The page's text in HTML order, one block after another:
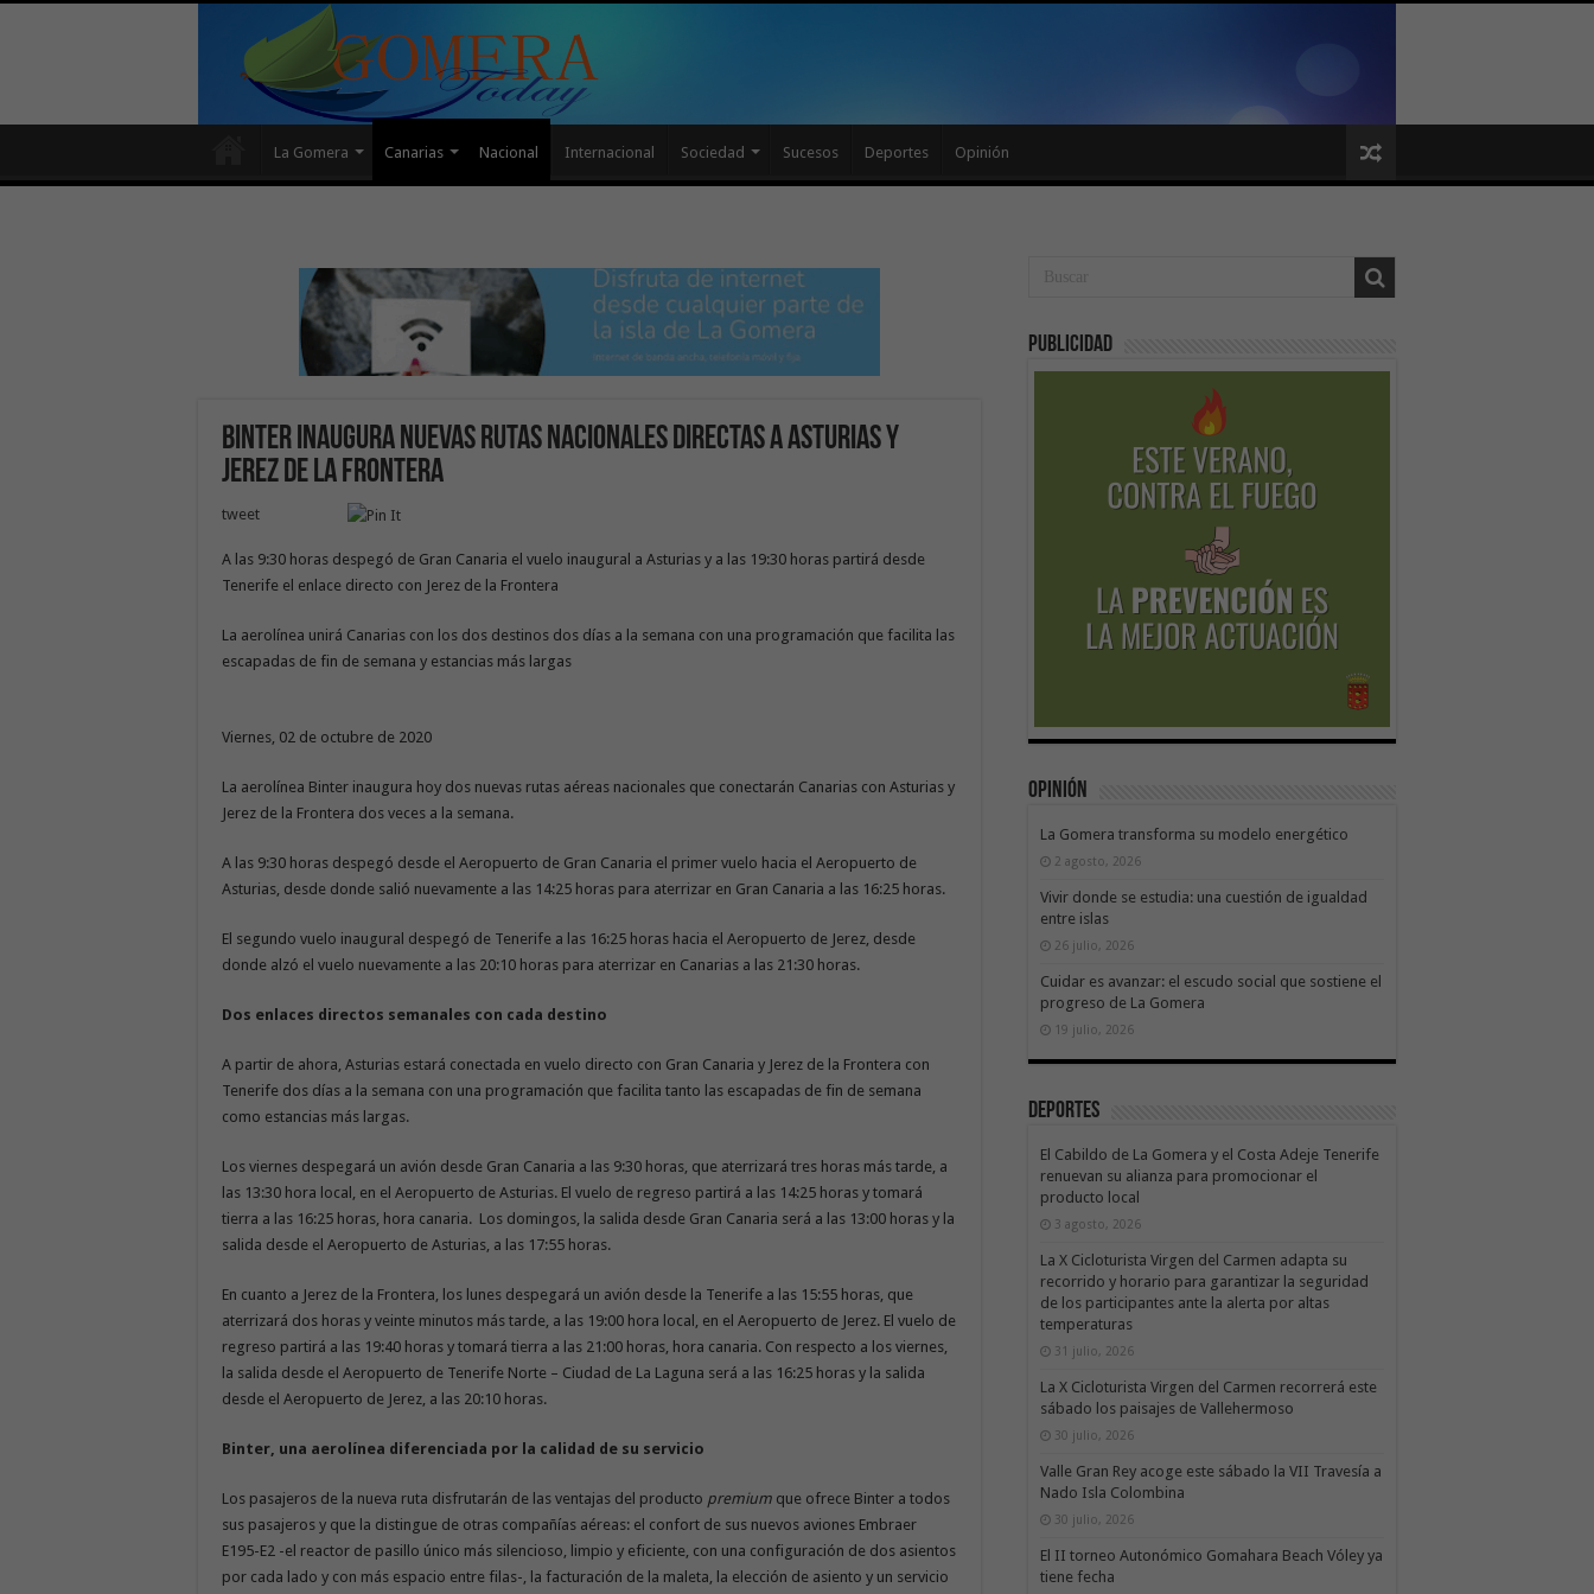
La Gomera Canarias Nacional Internacional Sociedad Sucesos Deportes Opinión
Binter inaugura nuevas rutas nacionales directas a Asturias y
Jerez de la Frontera
tweet
A las 9:30 horas despegó de Gran Canaria el vuelo inaugural a Asturias y a las 19:30 horas partirá desde
Tenerife el enlace directo con Jerez de la Frontera
La aerolínea unirá Canarias con los dos destinos dos días a la semana con una programación que facilita las
escapadas de fin de semana y estancias más largas
Viernes, 02 de octubre de 2020
La aerolínea Binter inaugura hoy dos nuevas rutas aéreas nacionales que conectarán Canarias con Asturias y
Jerez de la Frontera dos veces a la semana.
A las 9:30 horas despegó desde el Aeropuerto de Gran Canaria el primer vuelo hacia el Aeropuerto de
Asturias, desde donde salió nuevamente a las 14:25 horas para aterrizar en Gran Canaria a las 16:25 horas.
El segundo vuelo inaugural despegó de Tenerife a las 16:25 horas hacia el Aeropuerto de Jerez, desde
donde alzó el vuelo nuevamente a las 20:10 horas para aterrizar en Canarias a las 21:30 horas.
Dos enlaces directos semanales con cada destino
A partir de ahora, Asturias estará conectada en vuelo directo con Gran Canaria y Jerez de la Frontera con
Tenerife dos días a la semana con una programación que facilita tanto las escapadas de fin de semana
como estancias más largas.
Los viernes despegará un avión desde Gran Canaria a las 9:30 horas, que aterrizará tres horas más tarde, a
las 13:30 hora local, en el Aeropuerto de Asturias. El vuelo de regreso partirá a las 14:25 horas y tomará
tierra a las 16:25 horas, hora canaria. Los domingos, la salida desde Gran Canaria será a las 13:00 horas y la
salida desde el Aeropuerto de Asturias, a las 17:55 horas.
En cuanto a Jerez de la Frontera, los lunes despegará un avión desde la Tenerife a las 15:55 horas, que
aterrizará dos horas y veinte minutos más tarde, a las 19:00 hora local, en el Aeropuerto de Jerez. El vuelo de
regreso partirá a las 19:40 horas y tomará tierra a las 21:00 horas, hora canaria. Con respecto a los viernes,
la salida desde el Aeropuerto de Tenerife Norte – Ciudad de La Laguna será a las 16:25 horas y la salida
desde el Aeropuerto de Jerez, a las 20:10 horas.
Binter, una aerolínea diferenciada por la calidad de su servicio
Los pasajeros de la nueva ruta disfrutarán de las ventajas del producto premium que ofrece Binter a todos
sus pasajeros y que la distingue de otras compañías aéreas: el confort de sus nuevos aviones Embraer
E195-E2 -el reactor de pasillo único más silencioso, limpio y eficiente, con una configuración de dos asientos
por cada lado y con más espacio entre filas-, la facturación de la maleta, la elección de asiento y un servicio
Publicidad
Opinión
La Gomera transforma su modelo energético
2 agosto, 2026
Vivir donde se estudia: una cuestión de igualdad
entre islas
26 julio, 2026
Cuidar es avanzar: el escudo social que sostiene el
progreso de La Gomera
19 julio, 2026
Deportes
El Cabildo de La Gomera y el Costa Adeje Tenerife
renuevan su alianza para promocionar el
producto local
3 agosto, 2026
La X Cicloturista Virgen del Carmen adapta su
recorrido y horario para garantizar la seguridad
de los participantes ante la alerta por altas
temperaturas
31 julio, 2026
La X Cicloturista Virgen del Carmen recorrerá este
sábado los paisajes de Vallehermoso
30 julio, 2026
Valle Gran Rey acoge este sábado la VII Travesía a
Nado Isla Colombina
30 julio, 2026
El II torneo Autonómico Gomahara Beach Vóley ya
tiene fecha